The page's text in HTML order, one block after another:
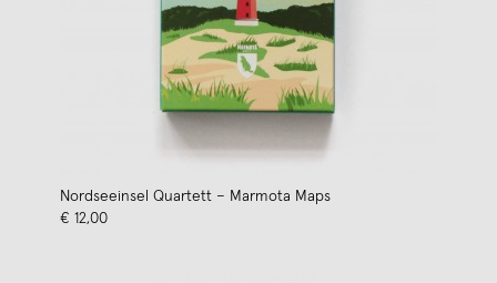
Nordseeinsel Quartett – Marmota Maps
€ 12,00